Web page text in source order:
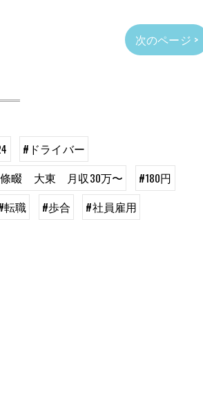
次のページ >
#ドライバー
畷 大東 月収30万〜
#180円
転職 #歩合 #社員雇用